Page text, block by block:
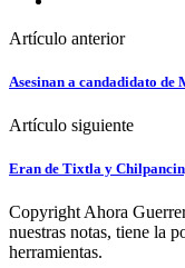
Artículo anterior
Asesinan a candadidato de
Artículo siguiente
Eran de Tixtla y
Copyright Ahora
nuestras notas, tiene la
herramientas.